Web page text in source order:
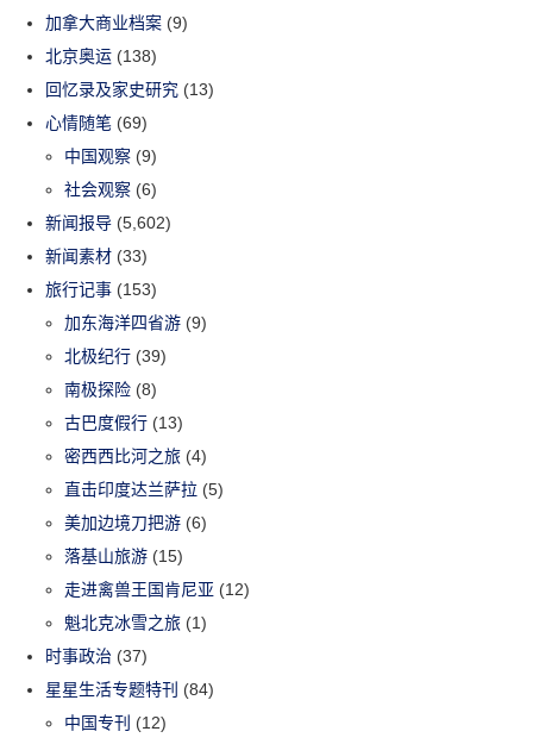
加拿大商业档案 (9)
北京奥运 (138)
回忆录及家史研究 (13)
心情随笔 (69)
中国观察 (9)
社会观察 (6)
新闻报导 (5,602)
新闻素材 (33)
旅行记事 (153)
加东海洋四省游 (9)
北极纪行 (39)
南极探险 (8)
古巴度假行 (13)
密西西比河之旅 (4)
直击印度达兰萨拉 (5)
美加边境刀把游 (6)
落基山旅游 (15)
走进禽兽王国肯尼亚 (12)
魁北克冰雪之旅 (1)
时事政治 (37)
星星生活专题特刊 (84)
中国专刊 (12)